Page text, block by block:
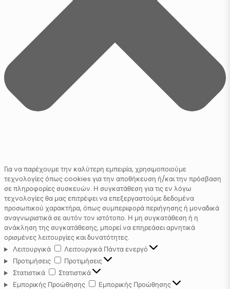
Για να παρέχουμε την καλύτερη εμπειρία, χρησιμοποιούμε
τεχνολογίες όπως cookies για την αποθήκευση ή/και την πρόσβαση
σε πληροφορίες συσκευών. Η συγκατάθεση για τις εν λόγω
τεχνολογίες θα μας επιτρέψει να επεξεργαστούμε δεδομένα
προσωπικού χαρακτήρα, όπως συμπεριφορά περιήγησης ή μοναδικά
αναγνωριστικά σε αυτόν τον ιστότοπο. Η μη συγκατάθεση ή η
ανάκληση της συγκατάθεσης, μπορεί να επηρεάσει αρνητικά
ορισμένες λειτουργίες και δυνατότητες.
Λειτουργικά
Λειτουργικά Πάντα ενεργό
Προτιμήσεις
Προτιμήσεις
Στατιστικά
Στατιστικά
Εμπορικής Προώθησης
Εμπορικής Προώθησης